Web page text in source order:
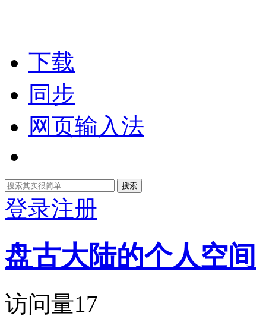
下载
同步
网页输入法
搜索
登录注册
盘古大陆的个人空间
访问量17